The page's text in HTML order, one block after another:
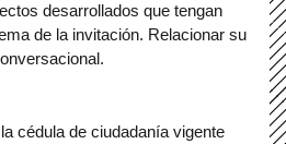
desarrollados que tengan
de la invitación. Relacionar su
cédula de ciudadanía vigente